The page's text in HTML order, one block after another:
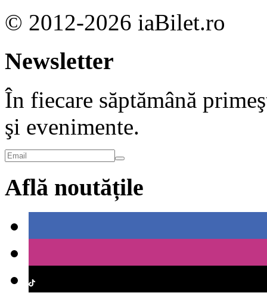
© 2012-2026 iaBilet.ro
Newsletter
În fiecare săptămână
şi evenimente.
Află noutățile